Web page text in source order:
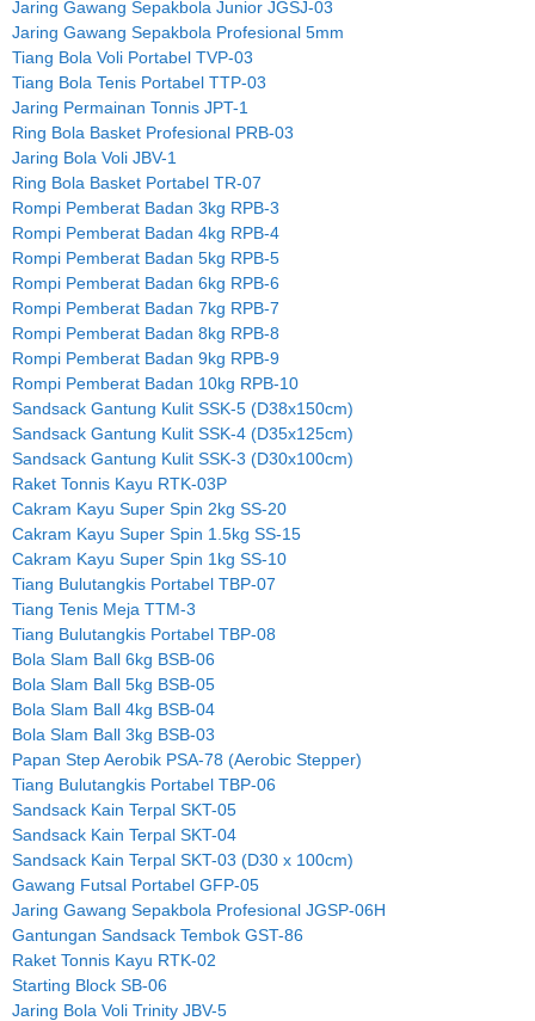
Jaring Gawang Sepakbola Junior JGSJ-03
Jaring Gawang Sepakbola Profesional 5mm
Tiang Bola Voli Portabel TVP-03
Tiang Bola Tenis Portabel TTP-03
Jaring Permainan Tonnis JPT-1
Ring Bola Basket Profesional PRB-03
Jaring Bola Voli JBV-1
Ring Bola Basket Portabel TR-07
Rompi Pemberat Badan 3kg RPB-3
Rompi Pemberat Badan 4kg RPB-4
Rompi Pemberat Badan 5kg RPB-5
Rompi Pemberat Badan 6kg RPB-6
Rompi Pemberat Badan 7kg RPB-7
Rompi Pemberat Badan 8kg RPB-8
Rompi Pemberat Badan 9kg RPB-9
Rompi Pemberat Badan 10kg RPB-10
Sandsack Gantung Kulit SSK-5 (D38x150cm)
Sandsack Gantung Kulit SSK-4 (D35x125cm)
Sandsack Gantung Kulit SSK-3 (D30x100cm)
Raket Tonnis Kayu RTK-03P
Cakram Kayu Super Spin 2kg SS-20
Cakram Kayu Super Spin 1.5kg SS-15
Cakram Kayu Super Spin 1kg SS-10
Tiang Bulutangkis Portabel TBP-07
Tiang Tenis Meja TTM-3
Tiang Bulutangkis Portabel TBP-08
Bola Slam Ball 6kg BSB-06
Bola Slam Ball 5kg BSB-05
Bola Slam Ball 4kg BSB-04
Bola Slam Ball 3kg BSB-03
Papan Step Aerobik PSA-78 (Aerobic Stepper)
Tiang Bulutangkis Portabel TBP-06
Sandsack Kain Terpal SKT-05
Sandsack Kain Terpal SKT-04
Sandsack Kain Terpal SKT-03 (D30 x 100cm)
Gawang Futsal Portabel GFP-05
Jaring Gawang Sepakbola Profesional JGSP-06H
Gantungan Sandsack Tembok GST-86
Raket Tonnis Kayu RTK-02
Starting Block SB-06
Jaring Bola Voli Trinity JBV-5